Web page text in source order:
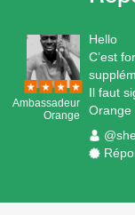
Ambassadeur
Orange
Hello
C’est
Il faut
Orange